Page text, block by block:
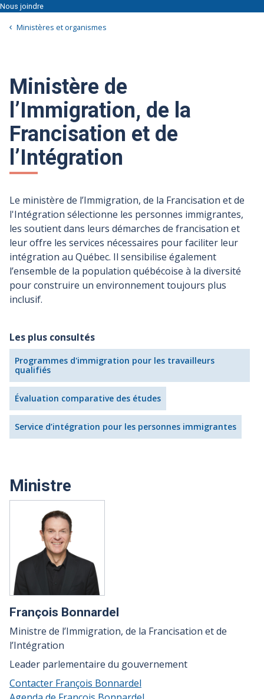
Nous joindre
Ministères et organismes
Ministère de
l’Immigration, de la
Francisation et de
l’Intégration
Le ministère de l’Immigration, de la Francisation et de
l'Intégration sélectionne les personnes immigrantes,
les soutient dans leurs démarches de francisation et
leur offre les services nécessaires pour faciliter leur
intégration au Québec. Il sensibilise également
l’ensemble de la population québécoise à la diversité
pour construire un environnement toujours plus
inclusif.
Les plus consultés
Programmes d'immigration pour les travailleurs
qualifiés
Évaluation comparative des études
Service d’intégration pour les personnes immigrantes
Ministre
François Bonnardel
Ministre de l’Immigration, de la Francisation et de
l’Intégration
Leader parlementaire du gouvernement
Contacter François Bonnardel